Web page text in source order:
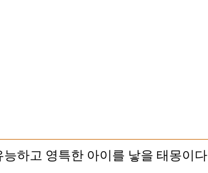
하고 영특한 아이를 낳을 태몽이다